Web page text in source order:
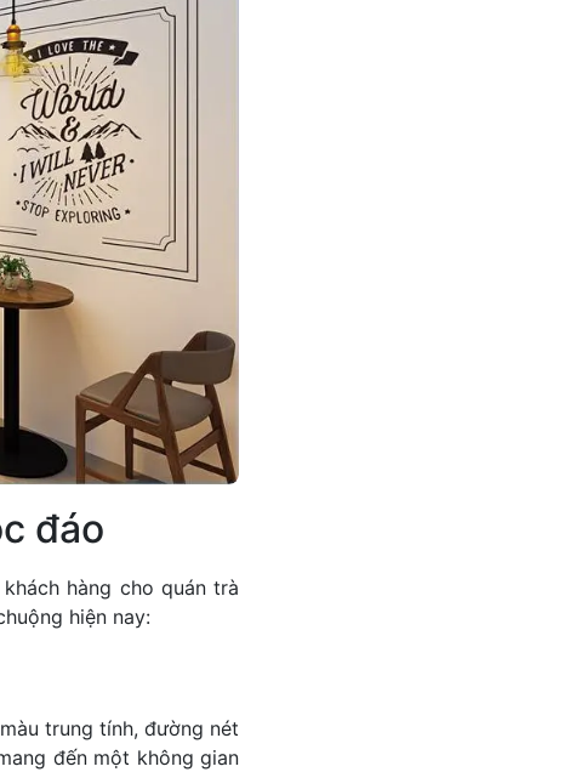
đáo
hàng cho quán trà
hiện nay:
trung tính, đường nét
đến một không gian